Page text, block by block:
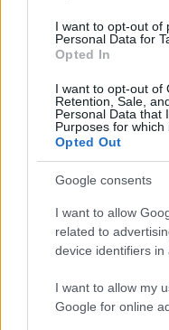
I want to opt-out of
Personal Data for
Opted In
I want to opt-out of
Retention, Sale,
Personal Data that
Purposes for which
Opted Out
Google consents
I want to allow
related to
device identifiers in
I want to allow my
Google for online
ADÁSRÉSZLETEK
ÉLŐ SHOW #
Népszerű